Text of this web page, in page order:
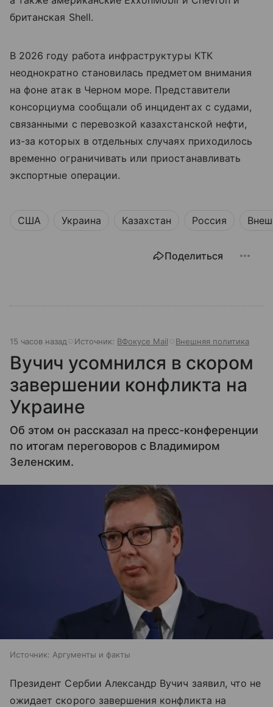
британская Shell.
В 2026 году работа инфраструктуры КТК
неоднократно становилась предметом внимания
на фоне атак в Черном море. Представители
консорциума сообщали об инцидентах с судами,
связанными с перевозкой казахстанской нефти,
из-за которых в отдельных случаях приходилось
временно ограничивать или приостанавливать
экспортные операции.
США Украина Казахстан Россия
Поделиться
15 часов назад Источник: ВФокусе Mail Внешняя политика
Вучич усомнился в скором
завершении конфликта на
Украине
Об этом он рассказал на пресс-конференции
по итогам переговоров с Владимиром
Зеленским.
Источник: Аргументы и факты
Президент Сербии Александр Вучич заявил, что не
ожидает скорого завершения конфликта на